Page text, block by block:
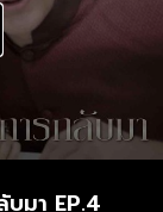
มา EP.4